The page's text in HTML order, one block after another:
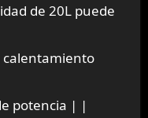
de 20L puede
calentamiento
potencia | |